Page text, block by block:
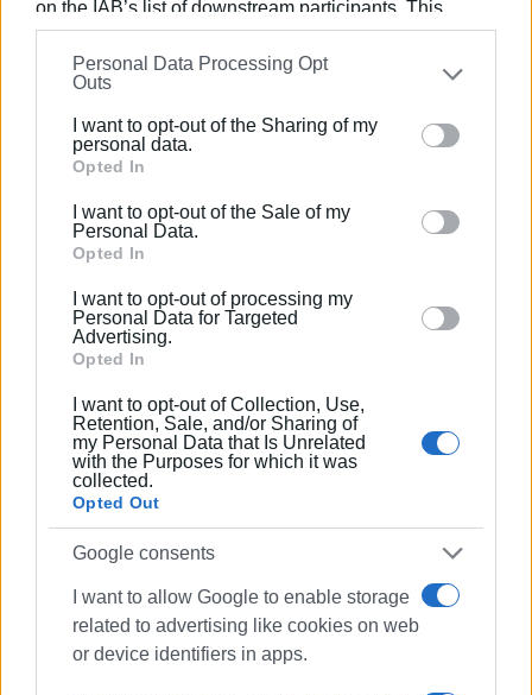
on the IAB’s list of downstream participants. This
information may also be disclosed by us to third parties
on theIAB’s List of Downstream Participants
that may
further disclose it to other third parties.
Please note that this website/app uses one or more
Google services and may gather and store information
behaviour. You may click to grant or deny consent to
Google and its third-party tags to use your data for
section.
Personal Data Processing Opt
Outs
I want to opt-out of the Sharing of my
personal data.
Opted In
I want to opt-out of the Sale of my
Personal Data.
Opted In
I want to opt-out of processing my
Personal Data for Targeted
Advertising.
Opted In
I want to opt-out of Collection, Use,
Retention, Sale, and/or Sharing of
my Personal Data that Is Unrelated
with the Purposes for which it was
collected.
Opted Out
Google consents
I want to allow Google to enable storage
related to advertising like cookies on web
or device identifiers in apps.
επικοινωνία, για τη πείρα του, την έντονη
αντίληψη των πραγμάτων.
Απασχολείται αποκλειστικά στον ιδιωτικό τομέα και
έχει διατελέσει επί 22 χρόνια βοηθός υψηλών
προσώπων που κάνουν διακοπές στη Κέρκυρα.
Διετέλεσε Assistant personell του Bill Gates, του
Πρέσβη του Ισραήλ στην Ελλάδα και άλλων διασήμων
προσώπων.
Ξένες Γλώσσες: Αγγλικά, Γαλλικά.
Ακολουθήστε το enimerosi στο